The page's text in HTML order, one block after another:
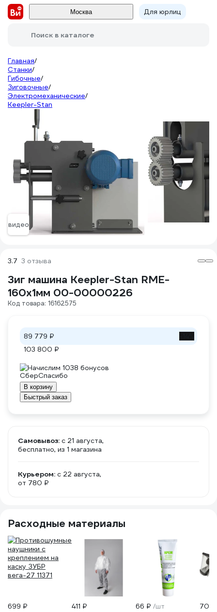
Москва Для юрлиц
Поиск в каталоге
Главная/
Станки/
Гибочные/
Зиговочные/
Электромеханические/
Keepler-Stan
видео
3.7 3 отзыва
Зиг машина Keepler-Stan RME-
160x1мм 00-00000226
Код товара: 16162575
89 779 ₽
103 800 ₽
Начислим 1038 бонусов
В корзину
Быстрый заказ
Самовывоз: c 21 августа,
бесплатно, из 1 магазина
Курьером: c 22 августа,
от 780 ₽
Расходные материалы
699 ₽
411 ₽
66 ₽ /шт
705